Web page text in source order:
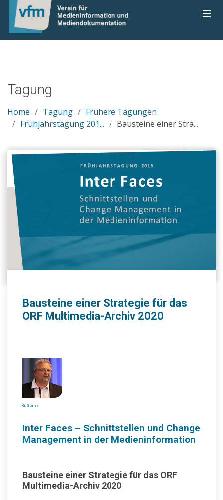
Tagung
Home Tagung
Frühere Tagungen
Frühjahrstagung 201...
Bausteine einer Stra...
Bausteine einer Strategie für das
ORF Multimedia-Archiv 2020
G. Stanz
Inter Faces – Schnittstellen und Change
Management in der Medieninformation
Bausteine einer Strategie für das ORF
Multimedia-Archiv 2020